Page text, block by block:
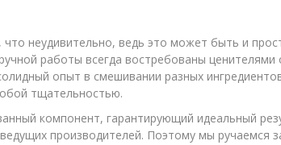
неудивительно, ведь это может быть и
работы всегда востребованы ценителями
опыт в смешивании разных
тщательностью.
компонент, гарантирующий идеальный
производителей. Поэтому мы ручаемся